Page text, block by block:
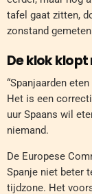
tafel gaat zitten,
zonstand
De klok klopt
“Spanjaarden
Het is een
uur Spaans wil
niemand.
De Europese
Spanje niet beter
tijdzone. Het